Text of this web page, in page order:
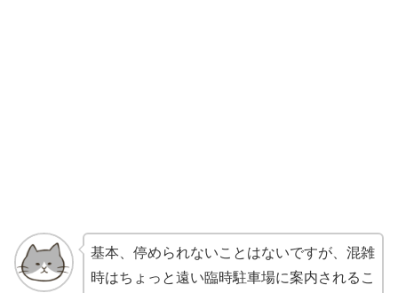
基本、停められないことはないですが、混雑
時はちょっと遠い臨時駐車場に案内されるこ